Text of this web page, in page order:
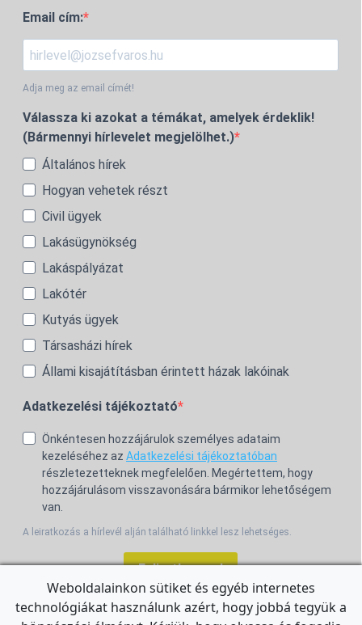
Email cím:
Adja meg az email címét!
Válassza ki azokat a témákat, amelyek érdeklik!
(Bármennyi hírlevelet megjelölhet.)
Általános hírek
Hogyan vehetek részt
Civil ügyek
Lakásügynökség
Lakáspályázat
Lakótér
Kutyás ügyek
Társasházi hírek
Állami kisajátításban érintett házak lakóinak
Adatkezelési tájékoztató
Önkéntesen hozzájárulok személyes adataim
kezeléséhez az Adatkezelési tájékoztatóban
részletezetteknek megfelelően. Megértettem, hogy
hozzájárulásom visszavonására bármikor lehetőségem
van.
A leiratkozás a hírlevél alján található linkkel lesz lehetséges.
Feliratkozom!
Weboldalainkon sütiket és egyéb internetes
technológiákat használunk azért, hogy jobbá tegyük a